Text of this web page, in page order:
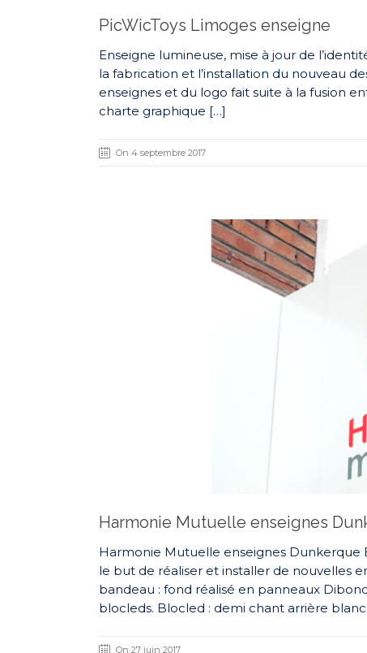
PicWicToys Limoges enseigne
Enseigne lumineuse, mise à jour de
la fabrication et l’installation du nouveau
enseignes et du logo fait suite à la fusion
charte graphique […]
On 4 septembre 2017
Harmonie Mutuelle enseignes
Harmonie Mutuelle enseignes Dunkerque
le but de réaliser et installer de nouvelles
bandeau : fond réalisé en panneaux
blocleds. Blocled : demi chant arrière
On 27 juin 2017